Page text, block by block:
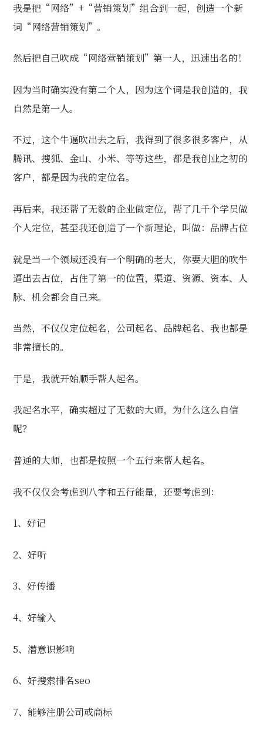
我是把“网络”+“营销策划”组合到一起，创造一个新
词“网络营销策划”。
然后把自己吹成“网络营销策划”第一人，迅速出名的！
因为当时确实没有第二个人，因为这个词是我创造的，我
自然是第一人。
不过，这个牛逼吹出去之后，我得到了很多很多客户，从
腾讯、搜狐、金山、小米、等等这些，都是我创业之初的
客户，都是因为我的定位名。
再后来，我还帮了无数的企业做定位，帮了几千个学员做
个人定位，甚至我还创造了一个新理论，叫做：品牌占位
就是当一个领域还没有一个明确的老大，你要大胆的吹牛
逼出去占位，占住了第一的位置，渠道、资源、资本、人
脉、机会都会自己来。
当然，不仅仅定位起名，公司起名、品牌起名、我也都是
非常擅长的。
于是，我就开始顺手帮人起名。
我起名水平，确实超过了无数的大师，为什么这么自信
呢？
普通的大师，也都是按照一个五行来帮人起名。
我不仅仅会考虑到八字和五行能量，还要考虑到：
1、好记
2、好听
3、好传播
4、好输入
5、潜意识影响
6、好搜索排名seo
7、能够注册公司或商标